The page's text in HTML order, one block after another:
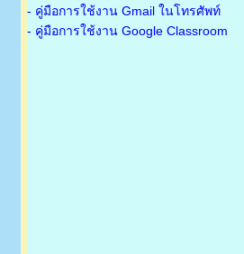
- คู่มือการใช้งาน Gmail ในโทรศัพท์
- คู่มือการใช้งาน Google Classroom